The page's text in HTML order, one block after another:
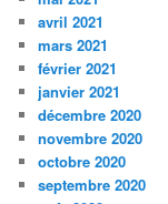
avril 2021
mars 2021
février 2021
janvier 2021
décembre 2020
novembre 2020
octobre 2020
septembre 2020